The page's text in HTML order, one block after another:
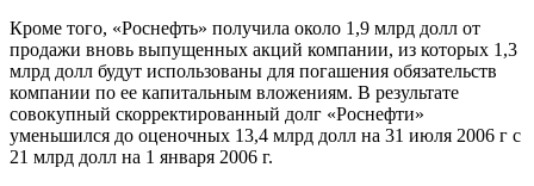
Кроме того, «Роснефть» получила около 1,9 млрд долл от
продажи вновь выпущенных акций компании, из которых 1,3
млрд долл будут использованы для погашения обязательств
компании по ее капитальным вложениям. В результате
совокупный скорректированный долг «Роснефти»
уменьшился до оценочных 13,4 млрд долл на 31 июля 2006 г с
21 млрд долл на 1 января 2006 г.